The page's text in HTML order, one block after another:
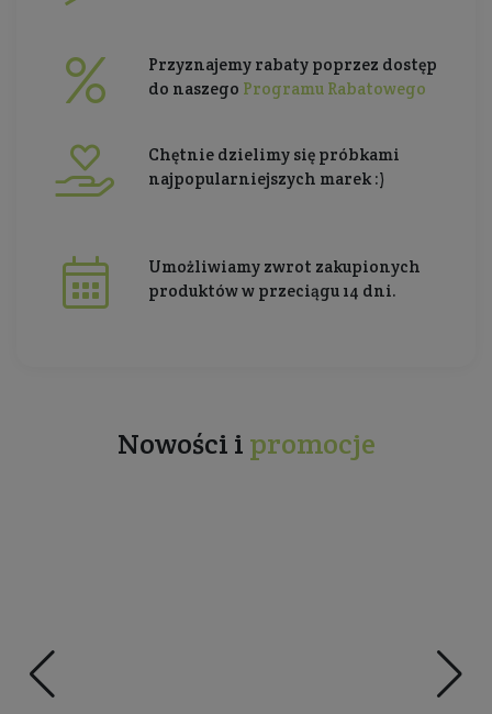
Przyznajemy rabaty poprzez dostęp
do naszego Programu Rabatowego
Chętnie dzielimy się próbkami
najpopularniejszych marek :)
Umożliwiamy zwrot zakupionych
produktów w przeciągu 14 dni.
Nowości i promocje